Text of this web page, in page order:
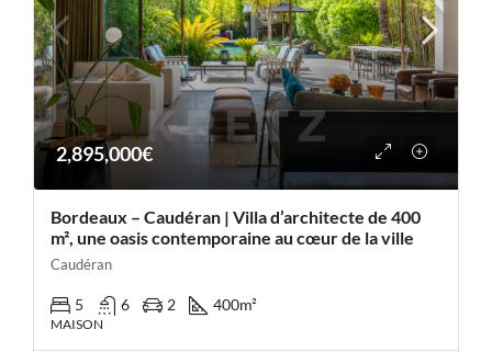
2,895,000€
Bordeaux – Caudéran | Villa d’architecte de 400
m², une oasis contemporaine au cœur de la ville
Caudéran
5 6 2 400m²
MAISON